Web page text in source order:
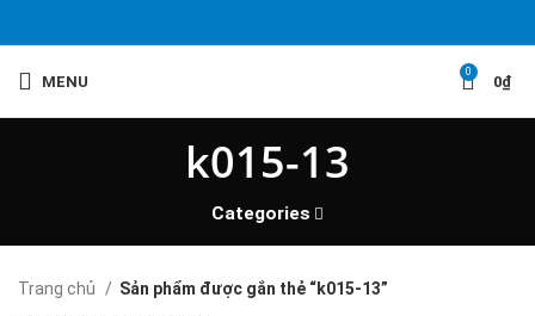
MENU
0
0₫
k015-13
Categories
Trang chủ
Sản phẩm được gắn thẻ “k015-13”